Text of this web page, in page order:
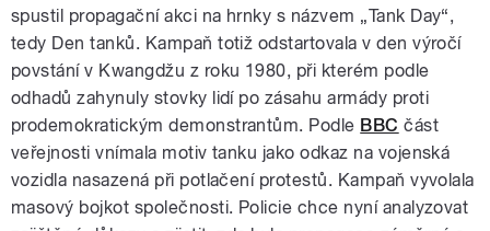
spustil propagační akci na hrnky s názvem „Tank Day“,
tedy Den tanků. Kampaň totiž odstartovala v den výročí
povstání v Kwangdžu z roku 1980, při kterém podle
odhadů zahynuly stovky lidí po zásahu armády proti
prodemokratickým demonstrantům. Podle BBC část
veřejnosti vnímala motiv tanku jako odkaz na vojenská
vozidla nasazená při potlačení protestů. Kampaň vyvolala
masový bojkot společnosti. Policie chce nyní analyzovat